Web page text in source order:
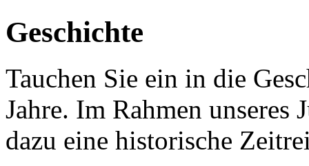
Geschichte
Tauchen Sie ein in die
Jahre. Im Rahmen unseres
dazu eine historische